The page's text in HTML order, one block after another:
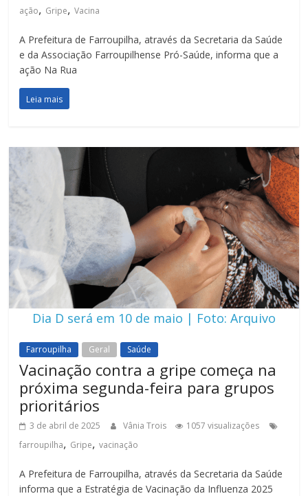
ação, Gripe,Vacina
A Prefeitura de Farroupilha, através da Secretaria da Saúde
e da Associação Farroupilhense Pró-Saúde, informa que a
ação Na Rua
Leia mais
Dia D será em 10 de maio | Foto: Arquivo
Farroupilha Geral Saúde
Vacinação contra a gripe começa na
próxima segunda-feira para grupos
prioritários
3 de abril de 2025 Vânia Trois
1057 visualizações
farroupilha, Gripe,vacinação
A Prefeitura de Farroupilha, através da Secretaria da Saúde
informa que a Estratégia de Vacinação da Influenza 2025